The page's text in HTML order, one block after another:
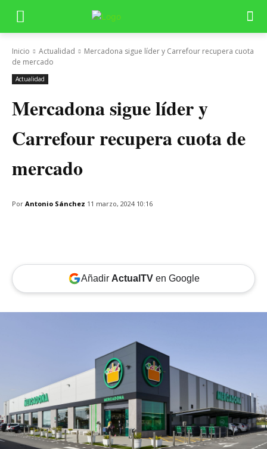
Inicio Actualidad
Mercadona sigue líder y Carrefour recupera cuota
de mercado
Actualidad
Mercadona sigue líder y
Carrefour recupera cuota de
mercado
Por Antonio Sánchez 11 marzo, 2024 10:16
Añadir ActualTVen Google